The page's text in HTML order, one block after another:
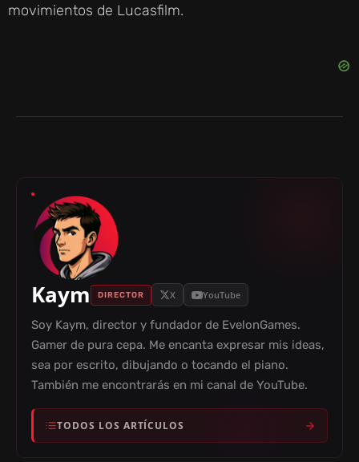
movimientos de Lucasfilm.
Kaym DIRECTOR X YouTube
Soy Kaym, director y fundador de EvelonGames.
Gamer de pura cepa. Me encanta expresar mis ideas,
sea por escrito, dibujando o tocando el piano.
También me encontrarás en mi canal de YouTube.
TODOS LOS ARTÍCULOS